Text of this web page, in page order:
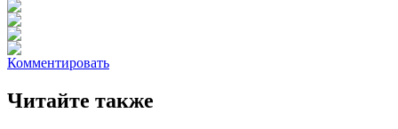
Комментировать
Читайте также